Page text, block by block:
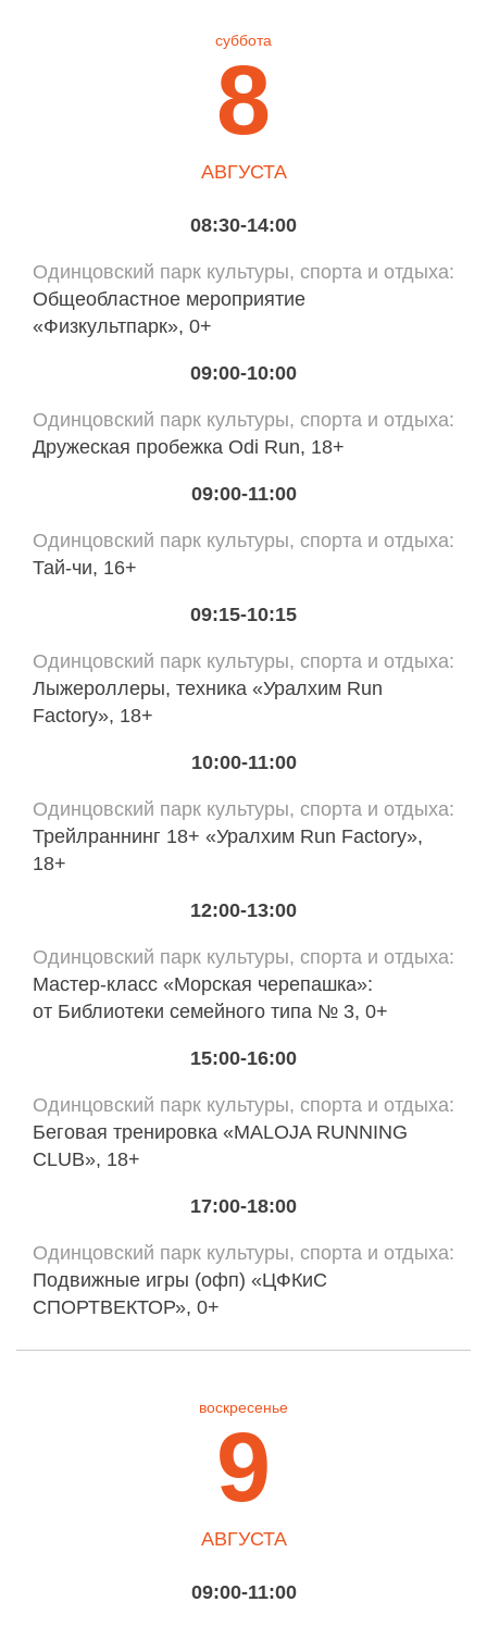
суббота
8
АВГУСТА
08:30-14:00
Одинцовский парк культуры, спорта и отдыха
Общеобластное мероприятие
«Физкультпарк», 0+
09:00-10:00
Одинцовский парк культуры, спорта и отдыха
Дружеская пробежка Odi Run, 18+
09:00-11:00
Одинцовский парк культуры, спорта и отдыха
Тай-чи, 16+
09:15-10:15
Одинцовский парк культуры, спорта и отдыха
Лыжероллеры, техника «Уралхим Run
Factory», 18+
10:00-11:00
Одинцовский парк культуры, спорта и отдыха
Трейлраннинг 18+ «Уралхим Run Factory»,
18+
12:00-13:00
Одинцовский парк культуры, спорта и отдыха
Мастер-класс «Морская черепашка»:
от Библиотеки семейного типа № 3, 0+
15:00-16:00
Одинцовский парк культуры, спорта и отдыха
Беговая тренировка «MALOJA RUNNING
CLUB», 18+
17:00-18:00
Одинцовский парк культуры, спорта и отдыха
Подвижные игры (офп) «ЦФКиС
СПОРТВЕКТОР», 0+
воскресенье
9
АВГУСТА
09:00-11:00